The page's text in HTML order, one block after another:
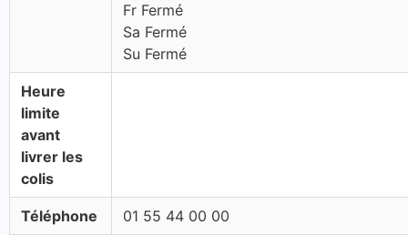
Fr Fermé
Sa Fermé
Su Fermé
Heure
limite
avant
livrer les
colis
Téléphone 01 55 44 00 00